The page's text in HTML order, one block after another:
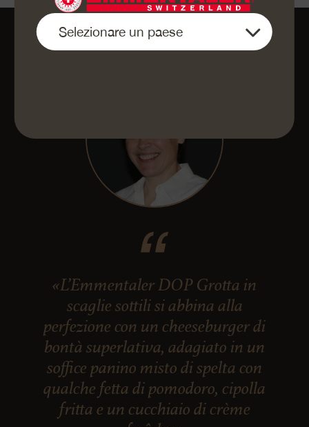
«L’Emmentaler DOP Grotta in
scaglie sottili si abbina alla
perfezione con un cheeseburger di
bontà superlativa, adagiato in un
soffice panino misto di spelta con
qualche fetta di pomodoro, cipolla
fritta e un cucchiaio di crème